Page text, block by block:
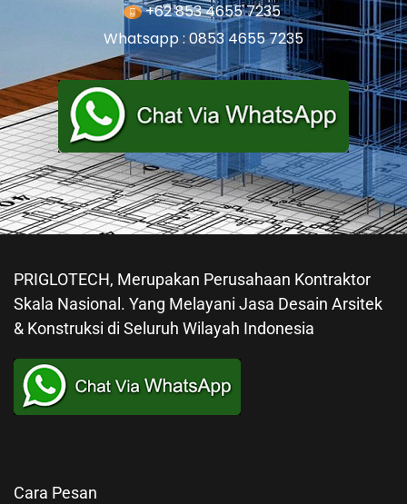
+62 853 4655 7235
Whatsapp : 0853 4655 7235
PRIGLOTECH, Merupakan Perusahaan Kontraktor
Skala Nasional. Yang Melayani Jasa Desain Arsitek
& Konstruksi di Seluruh Wilayah Indonesia
Cara Pesan